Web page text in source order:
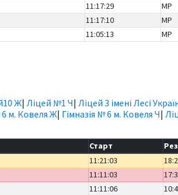
11:17:29
MP
11:17:10
MP
11:05:13 MP
Ж| Ліцей №1 Ч| Ліцей 3 імені Лесі
6 м. Ковеля Ж| Гімназія № 6 м. Ковеля Ч|
Старт Рез
11:21:03
11:11:03
11:11:06